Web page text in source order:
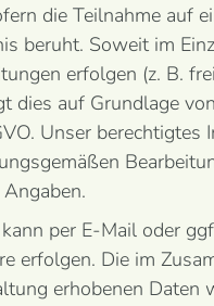
die Teilnahme auf
beruht. Soweit im
erfolgen (z. B.
dies auf Grundlage
Unser berechtigtes
per E-Mail oder
erfolgen. Die im
erhobenen Daten